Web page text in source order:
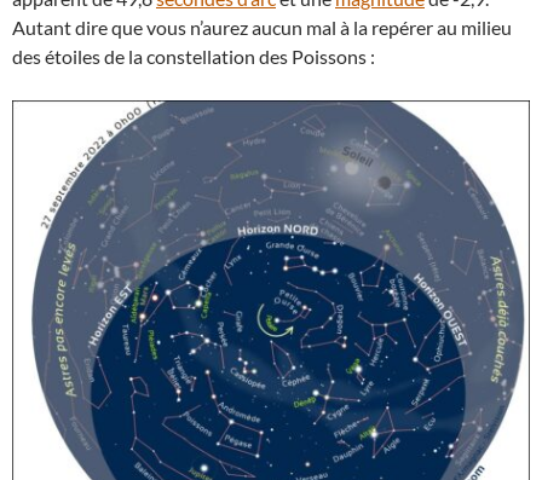
Autant dire que vous n’aurez aucun mal à la repérer au milieu
des étoiles de la constellation des Poissons :